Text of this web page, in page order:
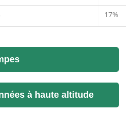
17%
à haute altitude